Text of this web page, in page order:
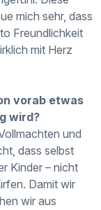
mich sehr, dass
Freundlichkeit
mit Herz
vorab etwas
wird?
und
dass selbst
Kinder – nicht
Damit wir
wir aus